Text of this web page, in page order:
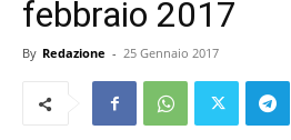
febbraio 2017
By Redazione - 25 Gennaio 2017